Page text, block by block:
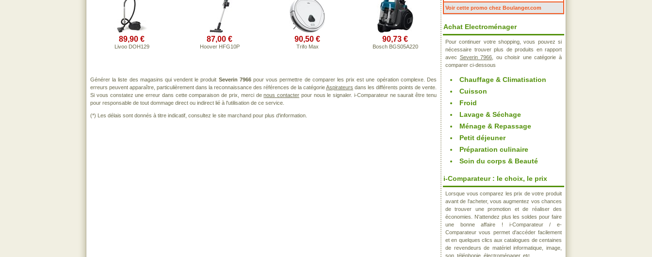
89,90 €
Livoo DOH129
87,00 €
Hoover HFG10P
90,50 €
Trifo Max
90,73 €
Bosch BGS05A220
Générer la liste des magasins qui vendent le produit Severin 7966pour vous permettre de comparer les prix est une opération complexe. Des
erreurs peuvent apparaître, particulièrement dans la reconnaissance des références de la catégorieAspirateurs dans les différents points de vente.
Si vous constatez une erreur dans cette comparaison de prix, merci denous contacter pour nous le signaler. i-Comparateur ne saurait être tenu
pour responsable de tout dommage direct ou indirect lié à l'utilisation de ce service.
(*) Les délais sont donnés à titre indicatif, consultez le site marchand pour plus d'information.
Voir cette promo chez Boulanger.com
Achat Electroménager
Pour continuer votre shopping, vous pouvez si
nécessaire trouver plus de produits en rapport
avec Severin 7966 , ou choisir une catégorie à
comparer ci-dessous
Chauffage & Climatisation
Cuisson
Froid
Lavage & Séchage
Ménage & Repassage
Petit déjeuner
Préparation culinaire
Soin du corps & Beauté
i-Comparateur : le choix, le prix
Lorsque vous comparez les prix de votre produit
avant de l'acheter, vous augmentez vos chances
de trouver une promotion et de réaliser des
économies. N'attendez plus les soldes pour faire
une bonne affaire ! i-Comparateur / e-
Comparateur vous permet d'accéder facilement
et en quelques clics aux catalogues de centaines
de revendeurs de matériel informatique, image,
son, téléphonie, électroménager, etc..